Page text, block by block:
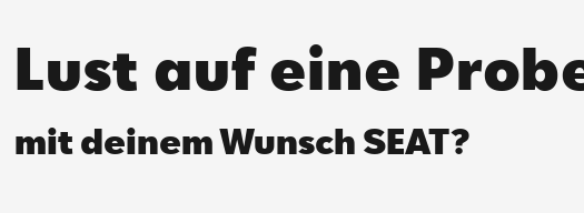
Lust auf eine
mit deinem Wunsch SEAT?